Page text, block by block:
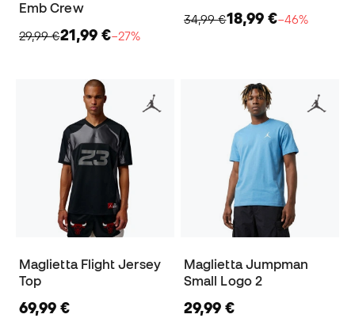
Emb Crew
29,99 €21,99 €−27%
34,99 €18,99 €−46%
Maglietta Flight Jersey
Top
69,99 €
Maglietta Jumpman
Small Logo 2
29,99 €